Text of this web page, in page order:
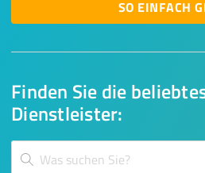
Finden Sie die
Dienstleister:
SO EINFACH